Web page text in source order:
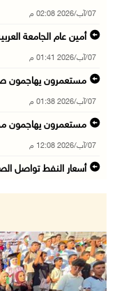
07/آب/2026 02:08 م
أمين عام الجامعة
07/آب/2026 01:41 م
مستعمرون يهاجمون
07/آب/2026 01:38 م
مستعمرون يهاجمون
07/آب/2026 12:08 م
أسعار النفط تواصل
الذهب يتجه لأفضل
07/آب/2026 10:12 ص
قوات الاحتلال تنصب
07/آب/2026 09:06 ص